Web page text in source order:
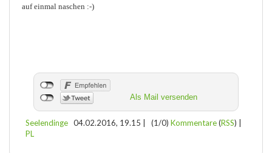
auf einmal naschen :-)
Als Mail versenden
Seelendinge 04.02.2016, 19.15 (1/0) Kommentare(RSS) |
PL